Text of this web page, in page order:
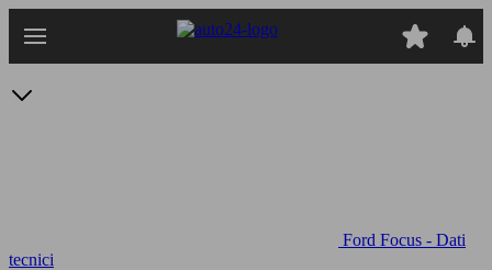
Ford Focus - Dati
tecnici